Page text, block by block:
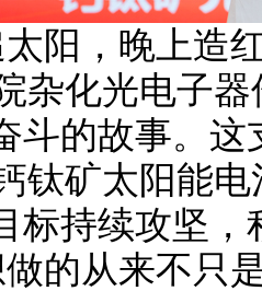
，晚上造红
杂化光电子
斗的故事。
钛矿太阳能
标持续攻坚
的从来不只